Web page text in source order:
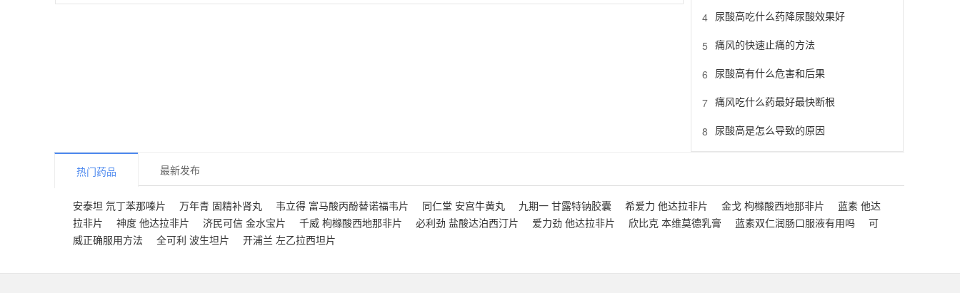
4 尿酸高吃什么药降尿酸效果好
5 痛风的快速止痛的方法
6 尿酸高有什么危害和后果
7 痛风吃什么药最好最快断根
8 尿酸高是怎么导致的原因
热门药品 最新发布
安泰坦 氘丁苯那嗪片 万年青 固精补肾丸 韦立得 富马酸丙酚替诺福韦片 同仁堂 安宫牛黄丸 九期一 甘露特钠胶囊 希爱力 他达拉非片 金戈 枸橼酸西地那非片
蓝素 他达
拉非片
神度 他达拉非片 济民可信 金水宝片 千威 枸橼酸西地那非片 必利劲 盐酸达泊西汀片 爱力劲 他达拉非片 欣比克 本维莫德乳膏 蓝素双仁润肠口服液有用吗
可
威正确服用方法
全可利 波生坦片 开浦兰 左乙拉西坦片